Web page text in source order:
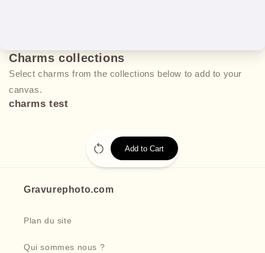
Charms collections
Select charms from the collections below to add to your
canvas.
charms test
Add to Cart
Gravurephoto.com
Plan du site
Qui sommes nous ?